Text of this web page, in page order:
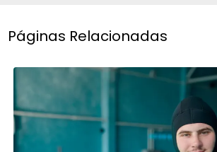
Páginas Relacionadas